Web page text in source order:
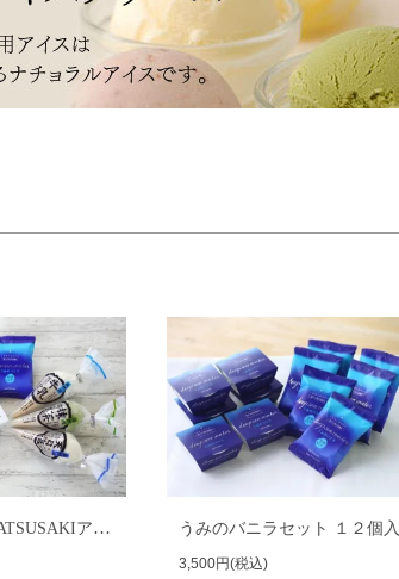
【８個入】MATSUSAKIアイスセット うみのバニラセット １２個入
3,500円(税込)